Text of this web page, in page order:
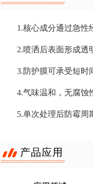
1.核心成分通过急性
2.喷洒后表面形成透
3.防护膜可承受短时
4.气味温和，无腐蚀
5.单次处理后防霉周
产品应用